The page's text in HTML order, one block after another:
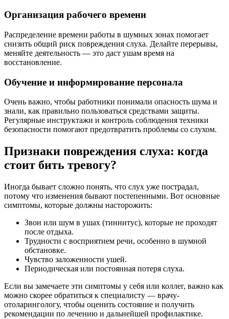
Организация рабочего времени
Распределение времени работы в шумных зонах помогает
снизить общий риск повреждения слуха. Делайте перерывы,
меняйте деятельность — это даст ушам время на
восстановление.
Обучение и информирование персонала
Очень важно, чтобы работники понимали опасность шума и
знали, как правильно пользоваться средствами защиты.
Регулярные инструктажи и контроль соблюдения техники
безопасности помогают предотвратить проблемы со слухом.
Признаки повреждения слуха: когда
стоит бить тревогу?
Иногда бывает сложно понять, что слух уже пострадал,
потому что изменения бывают постепенными. Вот основные
симптомы, которые должны насторожить:
Звон или шум в ушах (тиннитус), которые не проходят
после отдыха.
Трудности с восприятием речи, особенно в шумной
обстановке.
Чувство заложенности ушей.
Периодическая или постоянная потеря слуха.
Если вы замечаете эти симптомы у себя или коллег, важно как
можно скорее обратиться к специалисту — врачу-
отоларингологу, чтобы оценить состояние и получить
рекомендации по лечению и дальнейшей профилактике.